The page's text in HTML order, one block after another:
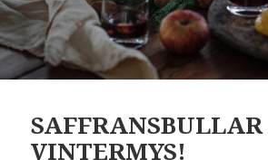
VINTERMYS!